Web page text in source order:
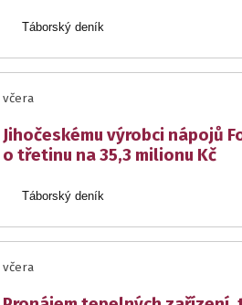
Táborský deník
včera
Jihočeskému výrobci nápojů
o třetinu na 35,3 milionu Kč
Táborský deník
včera